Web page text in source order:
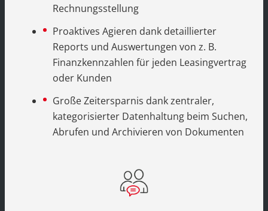
Rechnungsstellung
Proaktives Agieren dank detaillierter
Reports und Auswertungen von z. B.
Finanzkennzahlen für jeden Leasingvertrag
oder Kunden
Große Zeitersparnis dank zentraler,
kategorisierter Datenhaltung beim Suchen,
Abrufen und Archivieren von Dokumenten